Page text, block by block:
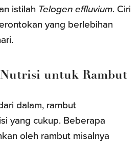
istilah Telogen effluvium. Ciri
yang berlebihan
untuk Rambut
dalam, rambut
yang cukup. Beberapa
oleh rambut misalnya